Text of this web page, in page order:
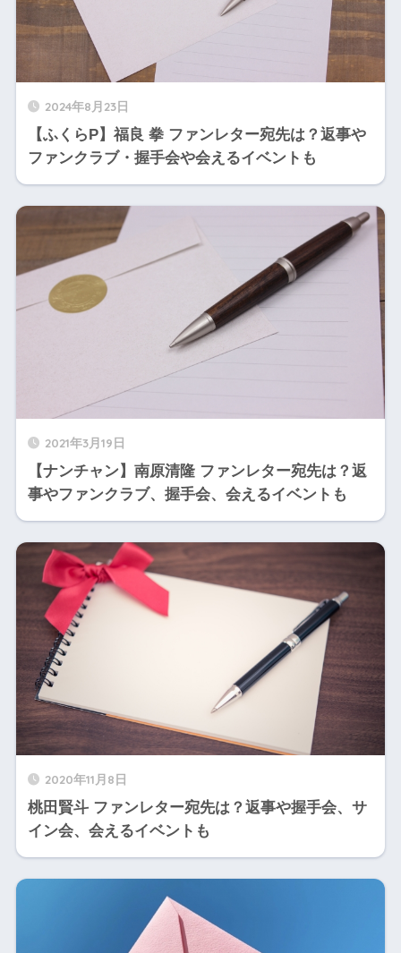
2024年8月23日
【ふくらP】福良 拳 ファンレター宛先は？返事や
ファンクラブ・握手会や会えるイベントも
2021年3月19日
【ナンチャン】南原清隆 ファンレター宛先は？返
事やファンクラブ、握手会、会えるイベントも
2020年11月8日
桃田賢斗 ファンレター宛先は？返事や握手会、サ
イン会、会えるイベントも